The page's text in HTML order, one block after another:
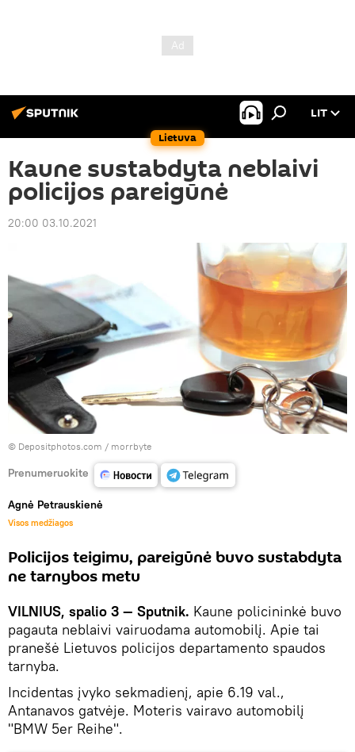
Lietuva
LIT
Kaune sustabdyta neblaivi
policijos pareigūnė
20:00 03.10.2021
© Depositphotos.com / morrbyte
Prenumeruokite
Agnė Petrauskienė
Visos medžiagos
Policijos teigimu, pareigūnė buvo sustabdyta
ne tarnybos metu
VILNIUS, spalio 3 — Sputnik. Kaune policininkė buvo
pagauta neblaivi vairuodama automobilį. Apie tai
pranešė Lietuvos policijos departamento spaudos
tarnyba.
Incidentas įvyko sekmadienį, apie 6.19 val.,
Antanavos gatvėje. Moteris vairavo automobilį
"BMW 5er Reihe".